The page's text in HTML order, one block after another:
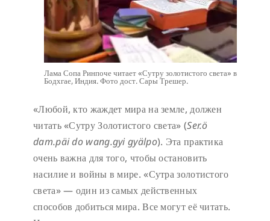
Лама Сопа Ринпоче читает «Сутру золотистого света» в
Бодхгае, Индия. Фото дост. Сары Трешер.
«Любой, кто жаждет мира на земле, должен
читать «Сутру Золотистого света» (Ser.ö
dam.päi do wang.gyi gyälpo). Эта практика
очень важна для того, чтобы остановить
насилие и войны в мире. «Сутра золотистого
света» — один из самых действенных
способов добиться мира. Все могут её читать.